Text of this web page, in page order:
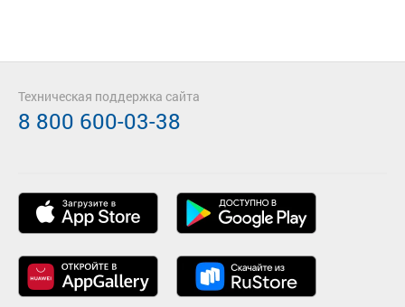
Техническая поддержка сайта
8 800 600-03-38